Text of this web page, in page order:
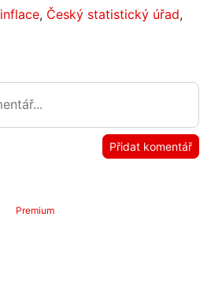
inflace, Český statistický úřad,
Přidat komentář
Premium